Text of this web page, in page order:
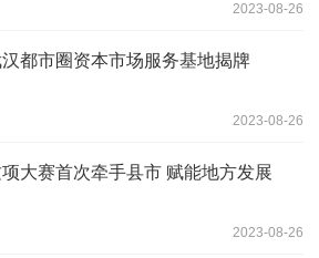
2023-08-26
都市圈资本市场服务基地揭牌
2023-08-26
大赛首次牵手县市 赋能地方发展
2023-08-26